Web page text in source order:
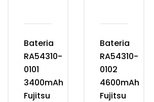
Bateria
RA54310-
0101
3400mAh
Fujitsu
Bateria
RA54310-
0102
4600mAh
Fujitsu